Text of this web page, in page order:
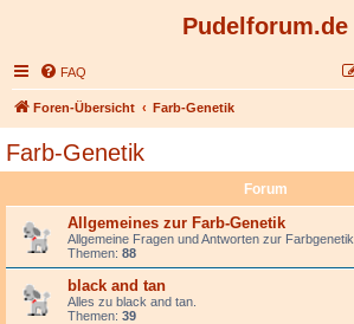
Pudelforum.de
FAQ
Foren-Übersicht Farb-Genetik
Farb-Genetik
Forum
Allgemeines zur Farb-Genetik
Allgemeine Fragen und Antworten zur Farbgenetik.
Themen: 88
black and tan
Alles zu black and tan.
Themen: 39